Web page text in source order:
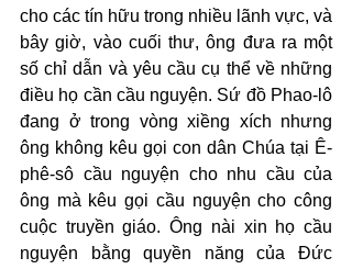
cho các tín hữu trong nhiều lãnh vực, và
bây giờ, vào cuối thư, ông đưa ra một
số chỉ dẫn và yêu cầu cụ thể về những
điều họ cần cầu nguyện. Sứ đồ Phao-lô
đang ở trong vòng xiềng xích nhưng
ông không kêu gọi con dân Chúa tại Ê-
phê-sô cầu nguyện cho nhu cầu của
ông mà kêu gọi cầu nguyện cho công
cuộc truyền giáo. Ông nài xin họ cầu
nguyện bằng quyền năng của Đức